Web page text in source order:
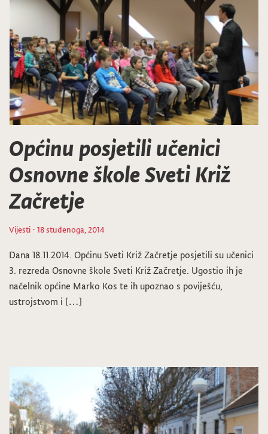
Općinu posjetili učenici
Osnovne škole Sveti Križ
Začretje
Vijesti · 18 studenoga, 2014
Dana 18.11.2014. Općinu Sveti Križ Začretje posjetili su učenici
3. rezreda Osnovne škole Sveti Križ Začretje. Ugostio ih je
načelnik općine Marko Kos te ih upoznao s poviješću,
ustrojstvom i […]